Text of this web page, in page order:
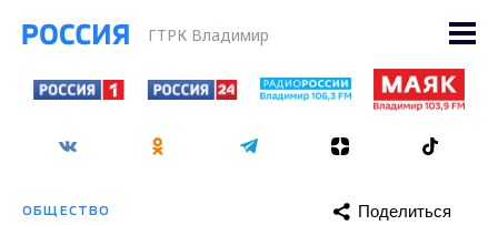
ГТРК Владимир
ОБЩЕСТВО Поделиться